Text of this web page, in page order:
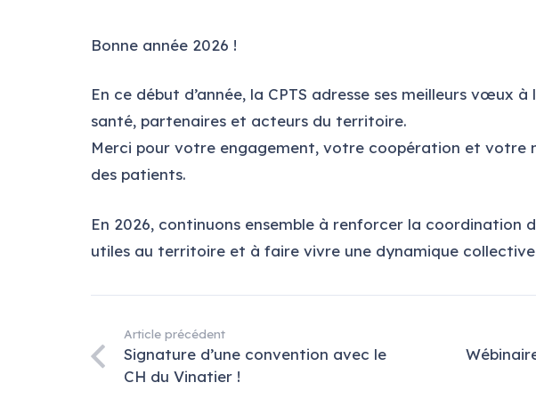
Bonne année 2026 !
En ce début d’année, la CPTS adresse ses meilleurs vœux à
santé, partenaires et acteurs du territoire.
Merci pour votre engagement, votre coopération et votre
des patients.
En 2026, continuons ensemble à renforcer la coordination
utiles au territoire et à faire vivre une dynamique
Article précédent
Signature d’une convention avec le
CH du Vinatier !